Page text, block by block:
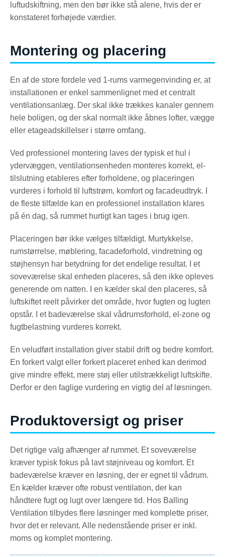
luftudskiftning, men den bør ikke stå alene, hvis der er
konstateret forhøjede værdier.
Montering og placering
En af de store fordele ved 1-rums varmegenvinding er, at
installationen er enkel sammenlignet med et centralt
ventilationsanlæg. Der skal ikke trækkes kanaler gennem
hele boligen, og der skal normalt ikke åbnes lofter, vægge
eller etageadskillelser i større omfang.
Ved professionel montering laves der typisk et hul i
ydervæggen, ventilationsenheden monteres korrekt, el-
tilslutning etableres efter forholdene, og placeringen
vurderes i forhold til luftstrøm, komfort og facadeudtryk. I
de fleste tilfælde kan en professionel installation klares
på én dag, så rummet hurtigt kan tages i brug igen.
Placeringen bør ikke vælges tilfældigt. Murtykkelse,
rumstørrelse, møblering, facadeforhold, vindretning og
støjhensyn har betydning for det endelige resultat. I et
soveværelse skal enheden placeres, så den ikke opleves
generende om natten. I en kælder skal den placeres, så
luftskiftet reelt påvirker det område, hvor fugten og lugten
opstår. I et badeværelse skal vådrumsforhold, el-zone og
fugtbelastning vurderes korrekt.
En veludført installation giver stabil drift og bedre komfort.
En forkert valgt eller forkert placeret enhed kan derimod
give mindre effekt, mere støj eller utilstrækkeligt luftskifte.
Derfor er den faglige vurdering en vigtig del af løsningen.
Produktoversigt og priser
Det rigtige valg afhænger af rummet. Et soveværelse
kræver typisk fokus på lavt støjniveau og komfort. Et
badeværelse kræver en løsning, der er egnet til vådrum.
En kælder kræver ofte robust ventilation, der kan
håndtere fugt og lugt over længere tid. Hos Balling
Ventilation tilbydes flere løsninger med komplette priser,
hvor det er relevant. Alle nedenstående priser er inkl.
moms og komplet montering.